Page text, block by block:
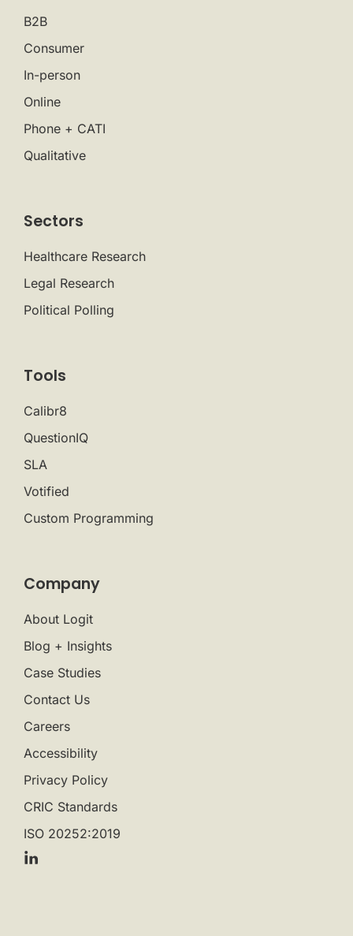
B2B
Consumer
In-person
Online
Phone + CATI
Qualitative
Sectors
Healthcare Research
Legal Research
Political Polling
Tools
Calibr8
QuestionIQ
SLA
Votified
Custom Programming
Company
About Logit
Blog + Insights
Case Studies
Contact Us
Careers
Accessibility
Privacy Policy
CRIC Standards
ISO 20252:2019